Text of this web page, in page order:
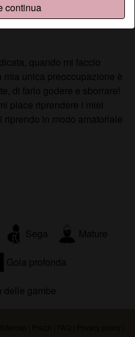
continua
quando mi faccio
unica preoccupazione è
di farlo godere e sborrare!
piace riprendere i miei
in modo amatoriale
Sega Mature
Gola profonda
delle gambe